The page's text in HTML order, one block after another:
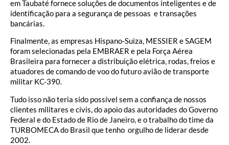
em Taubaté fornece soluções de documentos inteligentes e de
identificação para a segurança de pessoas e transações
bancárias.
Finalmente, as empresas Hispano-Suiza, MESSIER e SAGEM
foram selecionadas pela EMBRAER e pela Força Aérea
Brasileira para fornecer a distribuição elétrica, rodas, freios e
atuadores de comando de voo do futuro avião de transporte
militar KC-390.
Tudo isso não teria sido possível sem a confiança de nossos
clientes militares e civis, do apoio das autoridades do Governo
Federal e do Estado de Rio de Janeiro, e o trabalho do time da
TURBOMECA do Brasil que tenho orgulho de liderar desde
2002.